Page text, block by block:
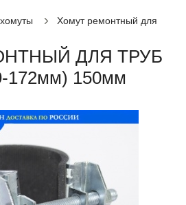
Хомут ремонтный для
ДЛЯ ТРУБ
172мм) 150мм